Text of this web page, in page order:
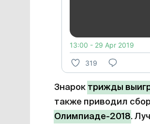
13:00 - 29 Apr 2019
319
Знарок трижды
также приводил
Олимпиаде-2018.